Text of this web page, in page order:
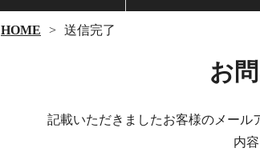
HOME 送信完了
お
記載いただきましたお客様のメール
内